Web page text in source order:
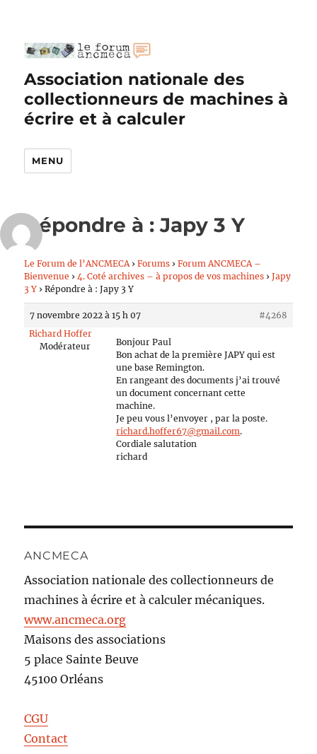
Association nationale des
collectionneurs de machines à
écrire et à calculer
MENU
Répondre à : Japy 3 Y
Le Forum de l’ANCMECA › Forums › Forum ANCMECA –
Bienvenue › 4. Coté archives – à propos de vos machines › Japy
3 Y › Répondre à : Japy 3 Y
7 novembre 2022 à 15 h 07
#4268
Richard Hoffer
Modérateur
Bonjour Paul
Bon achat de la première JAPY qui est
une base Remington.
En rangeant des documents j’ai trouvé
un document concernant cette
machine.
Je peu vous l’envoyer , par la poste.
richard.hoffer67@gmail.com.
Cordiale salutation
richard
ANCMECA
Association nationale des collectionneurs de
machines à écrire et à calculer mécaniques.
www.ancmeca.org
Maisons des associations
5 place Sainte Beuve
45100 Orléans
CGU
Contact